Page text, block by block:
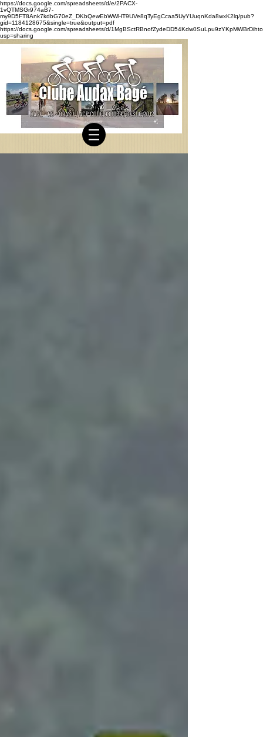
https://docs.google.com/spreadsheets/d/e/2PACX-
1vQTMSGr974aB7-
my9D5FT8Ank7kdbG70eZ_DKbQewEbWWHT9UVe8qTyEgCcaa5UyYUuqnKda8wxK2lq/pub?
gid=1184128675&single=true&output=pdf
https://docs.google.com/spreadsheets/d/
usp=sharing